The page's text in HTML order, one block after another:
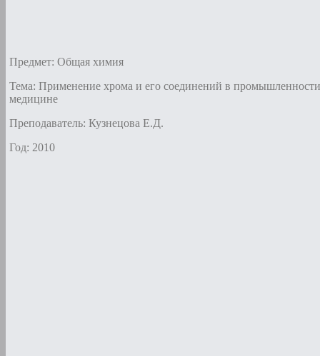
Предмет: Общая химия
Тема: Применение хрома и его соединений в
медицине
Преподаватель: Кузнецова Е.Д.
Год: 2010